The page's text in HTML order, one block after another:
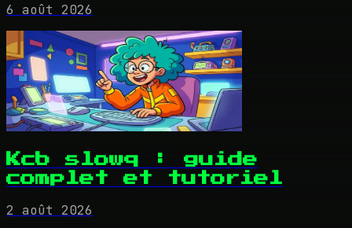
6 août 2026
Kcb slowq : guide
complet et tutoriel
2 août 2026